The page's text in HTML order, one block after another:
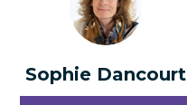
Sophie Dancourt